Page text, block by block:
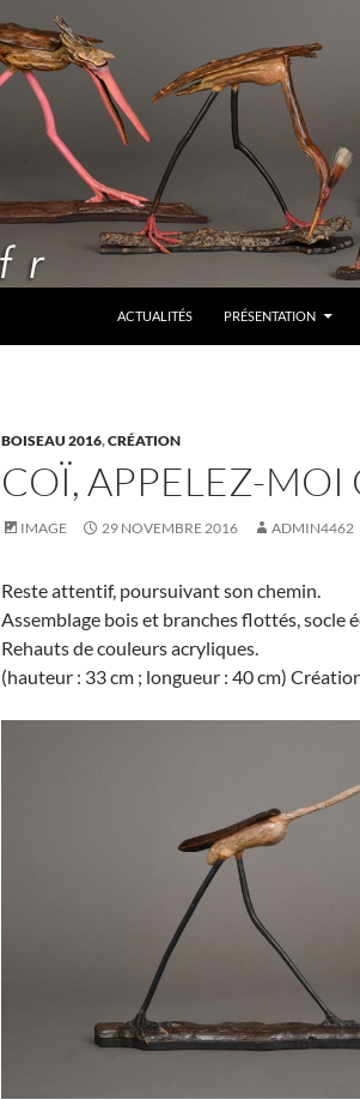
ACTUALITÉS
PRÉSENTATION
BOISEAU 2016,CRÉATION
COÏ, APPELEZ-MOI
IMAGE 29 NOVEMBRE 2016 ADMIN4462
Reste attentif, poursuivant son chemin.
Assemblage bois et branches flottés, socle
Rehauts de couleurs acryliques.
(hauteur : 33 cm ; longueur : 40 cm)